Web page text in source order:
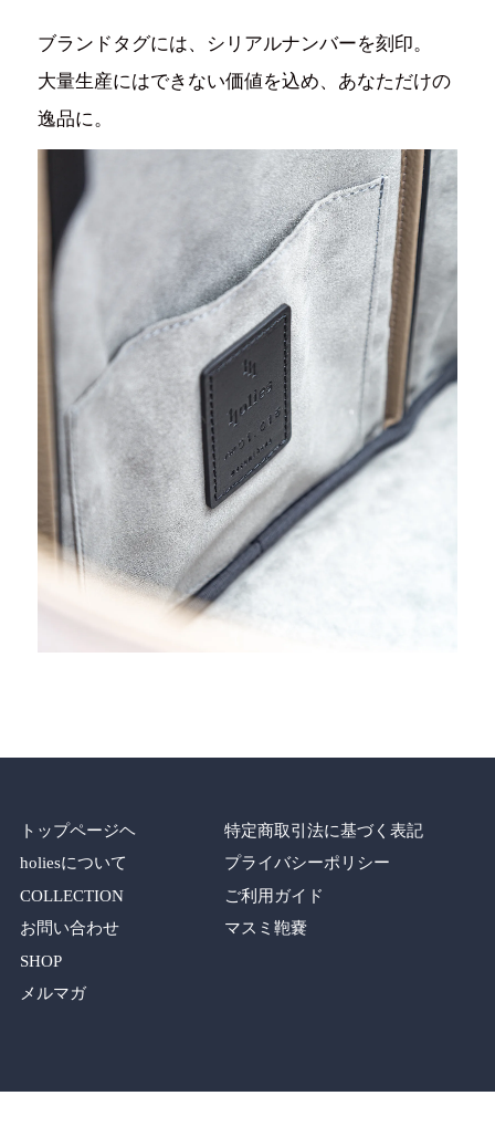
ブランドタグには、シリアルナンバーを刻印。
大量生産にはできない価値を込め、あなただけの
逸品に。
トップページヘ
holiesについて
COLLECTION
お問い合わせ
SHOP
メルマガ
特定商取引法に基づく表記
プライバシーポリシー
ご利用ガイド
マスミ鞄嚢